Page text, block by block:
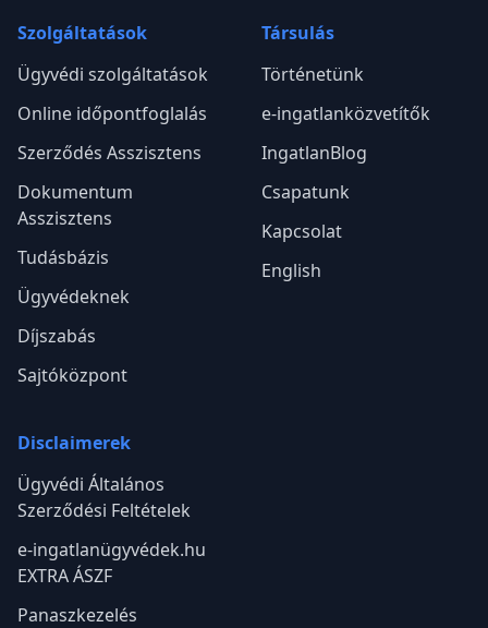
Szolgáltatások
Ügyvédi szolgáltatások
Online időpontfoglalás
Szerződés Asszisztens
Dokumentum
Asszisztens
Tudásbázis
Ügyvédeknek
Díjszabás
Sajtóközpont
Társulás
Történetünk
e-ingatlanközvetítők
IngatlanBlog
Csapatunk
Kapcsolat
English
Disclaimerek
Ügyvédi Általános
Szerződési Feltételek
e-ingatlanügyvédek.hu
EXTRA ÁSZF
Panaszkezelés